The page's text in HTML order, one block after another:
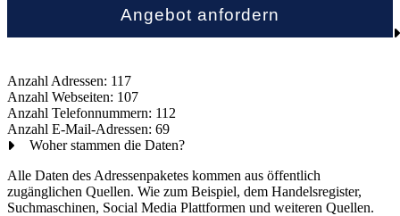
Anzahl Adressen: 117
Anzahl Webseiten: 107
Anzahl Telefonnummern: 112
Anzahl E-Mail-Adressen: 69
Woher stammen die Daten?
Alle Daten des Adressenpaketes kommen aus öffentlich
zugänglichen Quellen. Wie zum Beispiel, dem Handelsregister,
Suchmaschinen, Social Media Plattformen und weiteren Quellen.